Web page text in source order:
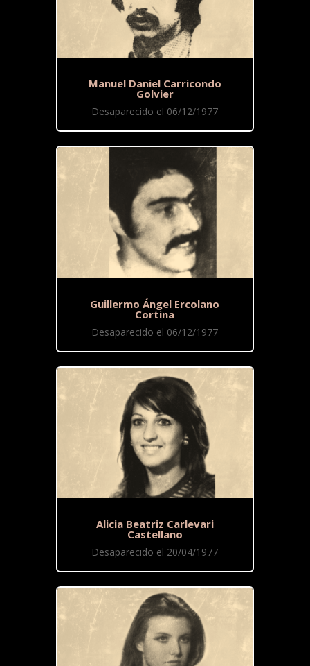
Manuel Daniel Carricondo
Golvier
Desaparecido el 06/12/1977
Guillermo Ángel Ercolano
Cortina
Desaparecido el 06/12/1977
Alicia Beatriz Carlevari
Castellano
Desaparecido el 20/04/1977